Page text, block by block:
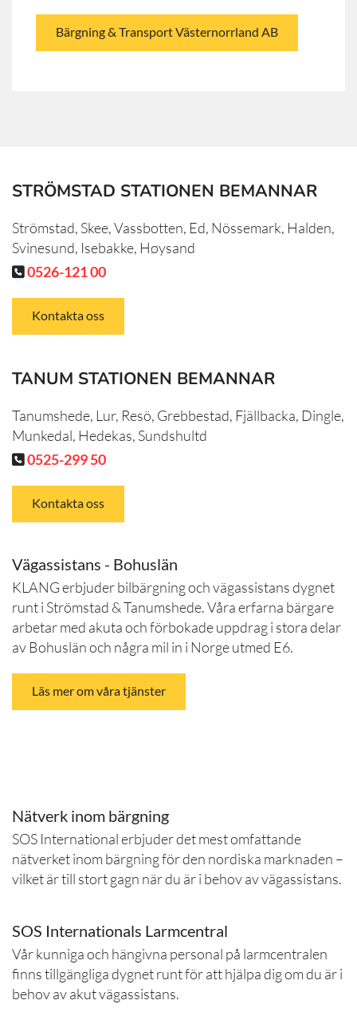
Bärgning & Transport Västernorrland AB
STRÖMSTAD STATIONEN BEMANNAR
Strömstad, Skee, Vassbotten, Ed, Nössemark, Halden,
Svinesund, Isebakke, Høysand
0526-121 00
Kontakta oss
TANUM STATIONEN BEMANNAR
Tanumshede, Lur, Resö, Grebbestad, Fjällbacka, Dingle,
Munkedal, Hedekas, Sundshultd
0525-299 50
Kontakta oss
Vägassistans - Bohuslän
KLANG erbjuder bilbärgning och vägassistans dygnet
runt i Strömstad & Tanumshede. Våra erfarna bärgare
arbetar med akuta och förbokade uppdrag i stora delar
av Bohuslän och några mil in i Norge utmed E6.
Läs mer om våra tjänster
Nätverk inom bärgning
SOS International erbjuder det mest omfattande
nätverket inom bärgning för den nordiska marknaden –
vilket är till stort gagn när du är i behov av vägassistans.
SOS Internationals Larmcentral
Vår kunniga och hängivna personal på larmcentralen
finns tillgängliga dygnet runt för att hjälpa dig om du är i
behov av akut vägassistans.